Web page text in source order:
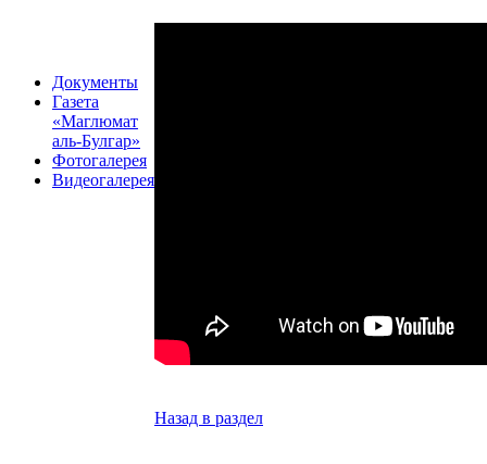
Документы
Газета
«Маглюмат
аль-Булгар»
Фотогалерея
Видеогалерея
Назад в раздел